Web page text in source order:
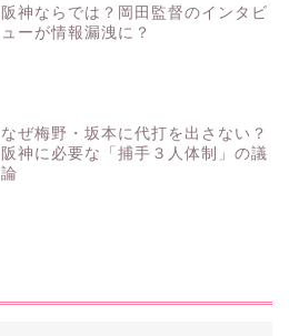
阪神ならでは？岡田監督のインタビ
ューが情報漏洩に？
なぜ梅野・坂本に代打を出さない？
阪神に必要な「捕手３人体制」の議
論